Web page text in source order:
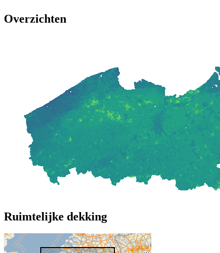
Overzichten
Ruimtelijke dekking